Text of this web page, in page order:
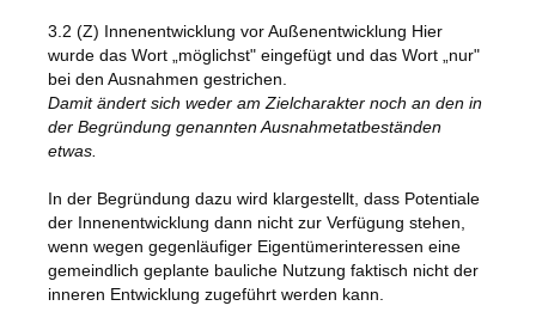
3.2 (Z) Innenentwicklung vor Außenentwicklung Hier
wurde das Wort „möglichst" eingefügt und das Wort „nur"
bei den Ausnahmen gestrichen.
Damit ändert sich weder am Zielcharakter noch an den in
der Begründung genannten Ausnahmetatbeständen
etwas.
In der Begründung dazu wird klargestellt, dass Potentiale
der Innenentwicklung dann nicht zur Verfügung stehen,
wenn wegen gegenläufiger Eigentümerinteressen eine
gemeindlich geplante bauliche Nutzung faktisch nicht der
inneren Entwicklung zugeführt werden kann.